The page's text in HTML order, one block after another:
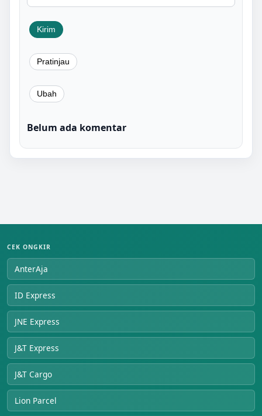
Belum ada komentar
CEK ONGKIR
AnterAja
ID Express
JNE Express
J&T Express
J&T Cargo
Lion Parcel